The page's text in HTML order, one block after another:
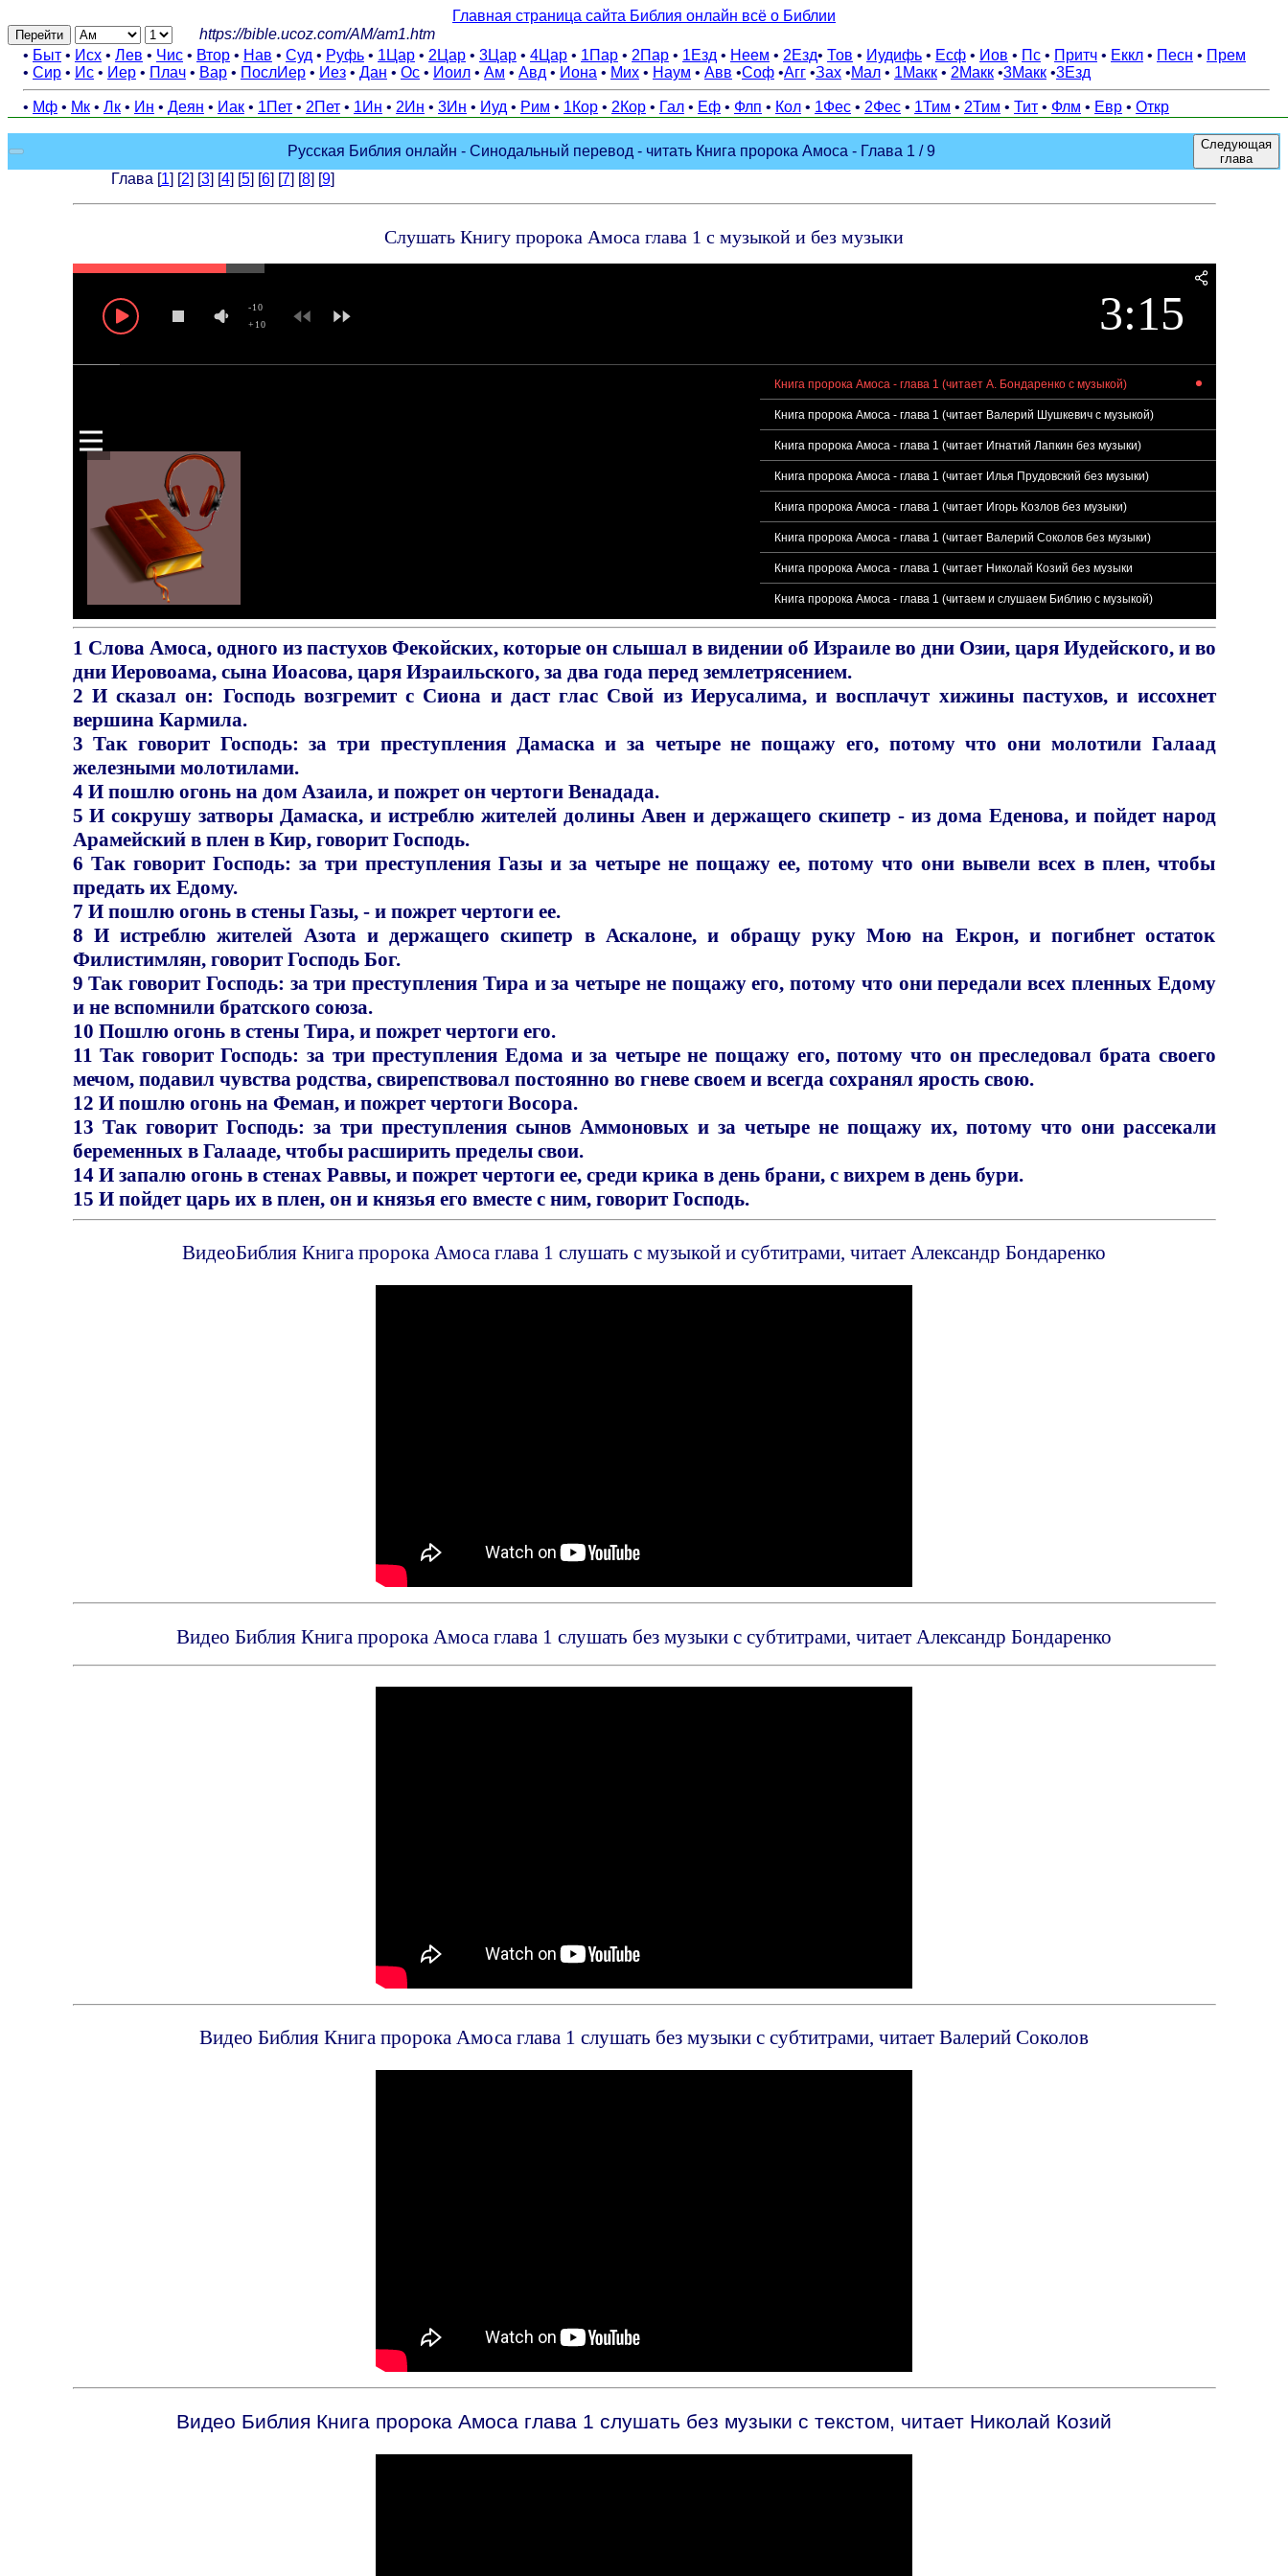
Главная страница сайта Библия онлайн всё о Библии
Перейти
https://bible.ucoz.com/AM/am1.htm
• Быт • Исх • Лев • Чис • Втор • Нав • Суд • Руфь • 1Цар • 2Цар • 3Цар • 4Цар • 1Пар • 2Пар • 1Езд • Неем • 2Езд• Тов • Иудифь • Есф • Иов • Пс • Притч • Еккл • Песн • Прем
• Сир • Ис • Иер • Плач • Вар • ПослИер • Иез • Дан • Ос • Иоил • Ам • Авд • Иона • Мих • Наум • Авв •Соф •Агг •Зах •Мал • 1Макк • 2Макк •3Макк •3Езд
• Мф • Мк • Лк • Ин • Деян • Иак • 1Пет • 2Пет • 1Ин • 2Ин • 3Ин • Иуд • Рим • 1Кор • 2Кор • Гал • Еф • Флп • Кол • 1Фес • 2Фес • 1Тим • 2Тим • Тит • Флм • Евр • Откр
Русская Библия онлайн - Синодальный перевод - читать Книга пророка Амоса - Глава 1 / 9
Следующая
глава
Глава [1] [2] [3] [4] [5] [6] [7] [8] [9]
Слушать Книгу пророка Амоса глава 1 с музыкой и без музыки
3:15
+10
-10
Книга пророка Амоса - глава 1 (читает А. Бондаренко с музыкой)
Книга пророка Амоса - глава 1 (читает Валерий Шушкевич с музыкой)
Книга пророка Амоса - глава 1 (читает Игнатий Лапкин без музыки)
Книга пророка Амоса - глава 1 (читает Илья Прудовский без музыки)
Книга пророка Амоса - глава 1 (читает Игорь Козлов без музыки)
Книга пророка Амоса - глава 1 (читает Валерий Соколов без музыки)
Книга пророка Амоса - глава 1 (читает Николай Козий без музыки
Книга пророка Амоса - глава 1 (читаем и слушаем Библию с музыкой)
1 Слова Амоса, одного из пастухов Фекойских, которые он слышал в видении об Израиле во дни Озии, царя Иудейского, и во
дни Иеровоама, сына Иоасова, царя Израильского, за два года перед землетрясением.
2 И сказал он: Господь возгремит с Сиона и даст глас Свой из Иерусалима, и восплачут хижины пастухов, и иссохнет
вершина Кармила.
3 Так говорит Господь: за три преступления Дамаска и за четыре не пощажу его, потому что они молотили Галаад
железными молотилами.
4 И пошлю огонь на дом Азаила, и пожрет он чертоги Венадада.
5 И сокрушу затворы Дамаска, и истреблю жителей долины Авен и держащего скипетр - из дома Еденова, и пойдет народ
Арамейский в плен в Кир, говорит Господь.
6 Так говорит Господь: за три преступления Газы и за четыре не пощажу ее, потому что они вывели всех в плен, чтобы
предать их Едому.
7 И пошлю огонь в стены Газы, - и пожрет чертоги ее.
8 И истреблю жителей Азота и держащего скипетр в Аскалоне, и обращу руку Мою на Екрон, и погибнет остаток
Филистимлян, говорит Господь Бог.
9 Так говорит Господь: за три преступления Тира и за четыре не пощажу его, потому что они передали всех пленных Едому
и не вспомнили братского союза.
10 Пошлю огонь в стены Тира, и пожрет чертоги его.
11 Так говорит Господь: за три преступления Едома и за четыре не пощажу его, потому что он преследовал брата своего
мечом, подавил чувства родства, свирепствовал постоянно во гневе своем и всегда сохранял ярость свою.
12 И пошлю огонь на Феман, и пожрет чертоги Восора.
13 Так говорит Господь: за три преступления сынов Аммоновых и за четыре не пощажу их, потому что они рассекали
беременных в Галааде, чтобы расширить пределы свои.
14 И запалю огонь в стенах Раввы, и пожрет чертоги ее, среди крика в день брани, с вихрем в день бури.
15 И пойдет царь их в плен, он и князья его вместе с ним, говорит Господь.
ВидеоБиблия Книга пророка Амоса глава 1 слушать с музыкой и субтитрами, читает Александр Бондаренко
Видео Библия Книга пророка Амоса глава 1 слушать без музыки с субтитрами, читает Александр Бондаренко
Видео Библия Книга пророка Амоса глава 1 слушать без музыки с субтитрами, читает Валерий Соколов
Видео Библия Книга пророка Амоса глава 1 слушать без музыки с текстом, читает Николай Козий